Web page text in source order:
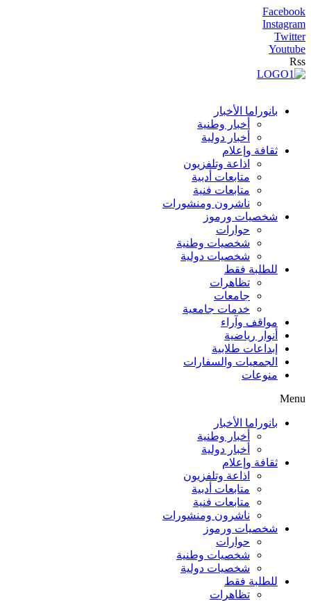
Facebook
Instagram
Twitter
Youtube
Rss
بانوراما الأخبار
أخبار وطنية
أخبار دولية
ثقافة وإعلام
اذاعة وتلفزيون
متابعات أدبية
متابعات فنية
ناشرون ومنشورات
شخصيات ورموز
حوارات
شخصيات وطنية
شخصيات دولية
للطلبة فقط
تظاهرات
جامعات
خدمات جامعية
مواقف وآراء
أنوار رياضية
إبداعات طلابية
الجمعيات والسفارات
منوعات
Menu
بانوراما الأخبار
أخبار وطنية
أخبار دولية
ثقافة وإعلام
اذاعة وتلفزيون
متابعات أدبية
متابعات فنية
ناشرون ومنشورات
شخصيات ورموز
حوارات
شخصيات وطنية
شخصيات دولية
للطلبة فقط
تظاهرات